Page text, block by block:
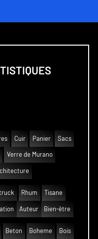
Cuir Panier Sacs
Verre de Murano
Rhum Tisane
Auteur Bien-être
Beton Boheme Bois